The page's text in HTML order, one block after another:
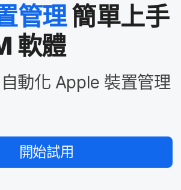
管理簡單​上手​
軟體
自動化 Apple 裝置​管理​
開始​試用